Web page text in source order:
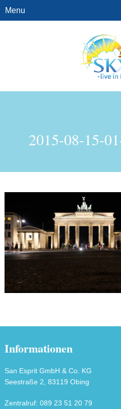
2015-08-15-
Informationen
San Esprit GmbH & Co. KG
Seestraße 2, 83119 Obing
Zentralruf: 089 23 51 20 79